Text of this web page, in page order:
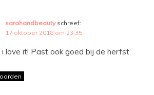
sarahandbeauty schreef:
17 oktober 2018 om 23:35
i love it! Past ook goed bij de herfst.